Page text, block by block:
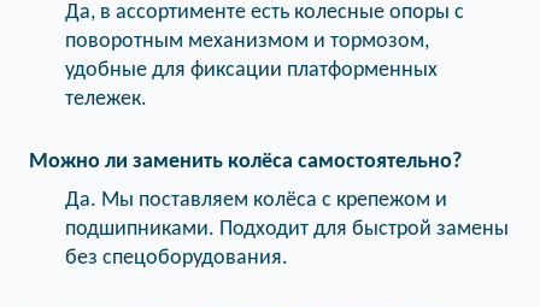
Да, в ассортименте есть колесные опоры с
поворотным механизмом и тормозом,
удобные для фиксации платформенных
тележек.
Можно ли заменить колёса самостоятельно?
Да. Мы поставляем колёса с крепежом и
подшипниками. Подходит для быстрой замены
без спецоборудования.